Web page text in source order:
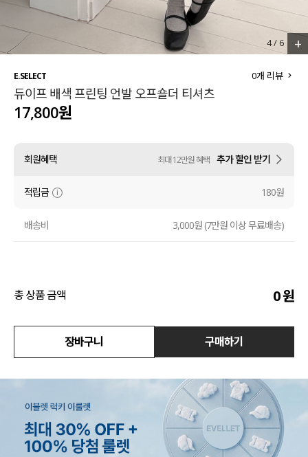
살안타템
110사이즈
티셔츠
셔츠
원피스
니트
언더웨어/파자마
코디템
FIT ZOOM
팬츠
스커트
언더웨어
4/ 6 +
E.SELECT
듀이프 배색 프린팅 언발 오프숄더 티셔츠
0개 리뷰
17,800원
회원혜택 최대 12만원 혜택 추가 할인 받기
적립금 180원
배송비 3,000원 (7만원 이상 무료배송)
총 상품 금액 0원
장바구니 구매하기